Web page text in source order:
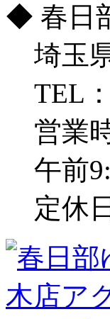
◆ 春日
埼玉
TEL
営業
午前
定休